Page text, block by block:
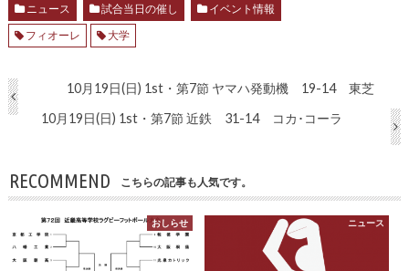
ニュース 試合当日の催し
イベント情報
フィオーレ
大学
10月19日(日) 1st・第7節 ヤマハ発動機 19-14 東芝
10月19日(日) 1st・第7節 近鉄 31-14 コカ･コーラ
RECOMMEND こちらの記事も人気です。
おしらせ ニュース